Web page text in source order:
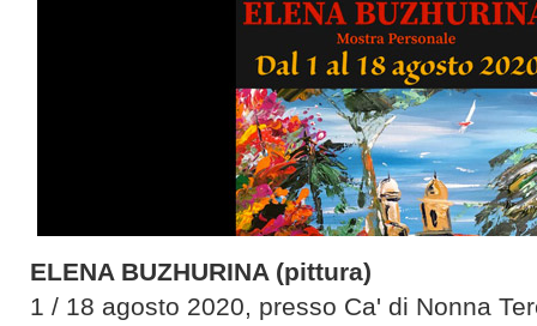
ELENA BUZHURINA (pittura)
1 / 18 agosto 2020, presso Ca' di Nonna